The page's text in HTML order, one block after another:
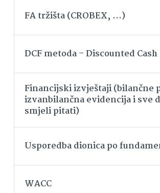
FA tržišta (CROBEX, …)
DCF metoda – Discounted
Financijski izvještaji (bilančne
izvanbilančna evidencija i sve
smjeli pitati)
Usporedba dionica po
WACC